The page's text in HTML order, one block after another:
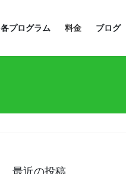
各プログラム 料金 ブログ